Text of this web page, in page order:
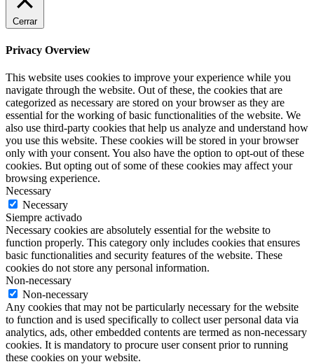
Cerrar
Privacy Overview
This website uses cookies to improve your experience while you
navigate through the website. Out of these, the cookies that are
categorized as necessary are stored on your browser as they are
essential for the working of basic functionalities of the website. We
also use third-party cookies that help us analyze and understand how
you use this website. These cookies will be stored in your browser
only with your consent. You also have the option to opt-out of these
cookies. But opting out of some of these cookies may affect your
browsing experience.
Necessary
Necessary
Siempre activado
Necessary cookies are absolutely essential for the website to
function properly. This category only includes cookies that ensures
basic functionalities and security features of the website. These
cookies do not store any personal information.
Non-necessary
Non-necessary
Any cookies that may not be particularly necessary for the website
to function and is used specifically to collect user personal data via
analytics, ads, other embedded contents are termed as non-necessary
cookies. It is mandatory to procure user consent prior to running
these cookies on your website.